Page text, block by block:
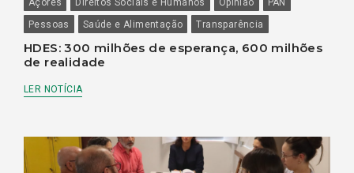
Pessoas
Saúde e Alimentação Transparência
HDES: 300 milhões de esperança, 600 milhões
de realidade
LER NOTÍCIA